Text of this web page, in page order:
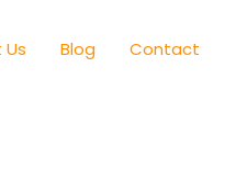
Blog Contact